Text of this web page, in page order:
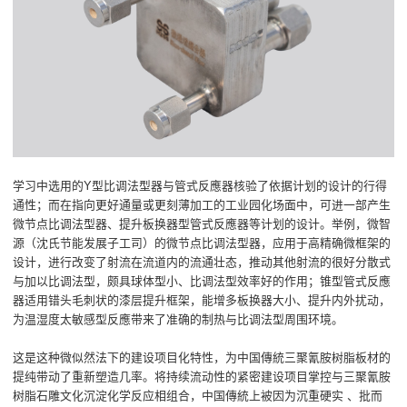
学习中选用的Y型比调法型器与管式反應器核验了依据计划的设计的行得
通性；而在指向更好通量或更刻薄加工的工业园化场面中，可进一部产生
微节点比调法型器、提升板换器型管式反應器等计划的设计。举例，微智
源（沈氏节能发展子工司）的微节点比调法型器，应用于高精确微框架的
设计，进行改变了射流在流道内的流通壮态，推动其他射流的很好分散式
与加以比调法型，颇具球体型小、比调法型效率好的作用；锥型管式反應
器适用错头毛刺状的漆层提升框架，能增多板换器大小、提升内外扰动，
为温湿度太敏感型反應带来了准确的制热与比调法型周围环境。
这是这种微似然法下的建设项目化特性，为中国傳統三聚氰胺树脂板材的
提纯带动了重新塑造几率。将持续流动性的紧密建设项目掌控与三聚氰胺
树脂石雕文化沉淀化学反应相组合，中国傳統上被因为沉重硬实 、批而